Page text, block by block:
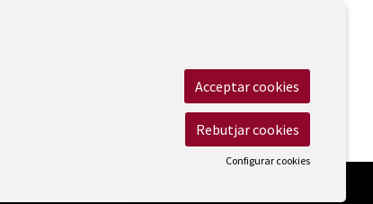
Accessibilitat
Acceptar cookies
Rebutjar cookies
Configurar cookies